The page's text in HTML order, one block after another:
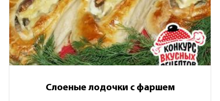
Слоеные лодочки с фаршем